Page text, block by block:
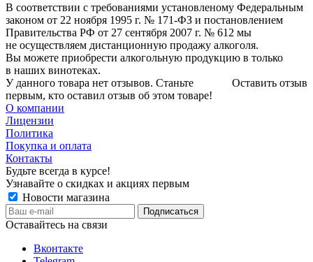
В соответствии с требованиями установленому Федеральным
законом от 22 ноября 1995 г. № 171-ФЗ и постановлением
Правительства РФ от 27 сентября 2007 г. № 612 мы
не осуществляем дистанционную продажу алкоголя.
Вы можете приобрести алкогольную продукцию в только
в наших винотеках.
Оставить отзыв
У данного товара нет отзывов. Станьте
первым, кто оставил отзыв об этом товаре!
О компании
Лицензии
Политика
Покупка и оплата
Контакты
Будьте всегда в курсе!
Узнавайте о скидках и акциях первым
Новости магазина
Оставайтесь на связи
Вконтакте